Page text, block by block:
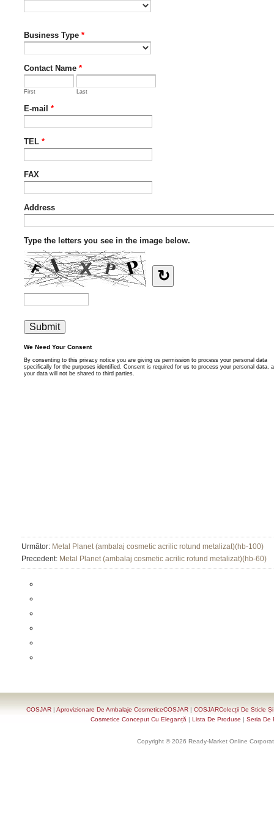
Următor: Metal Planet (ambalaj cosmetic acrilic rotund metalizat)(hb-100)
Precedent: Metal Planet (ambalaj cosmetic acrilic rotund metalizat)(hb-60)
COSJAR | Aprovizionare De Ambalaje CosmeticeCOSJAR | COSJARColecții De Sticle
Cosmetice Conceput Cu Eleganță | Lista De Produse | Seria De
Copyright © 2026 Ready-Market Online